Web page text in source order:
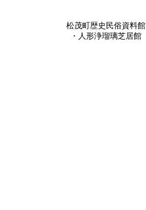
松茂町歴史民俗資料館
・人形浄瑠璃芝居館